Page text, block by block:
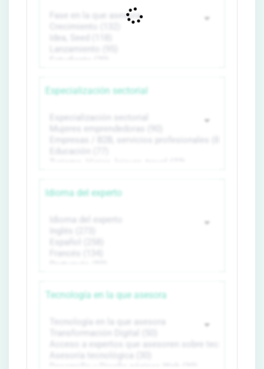
Especialización sectorial
Idioma del experto
Tecnología en la que asesora